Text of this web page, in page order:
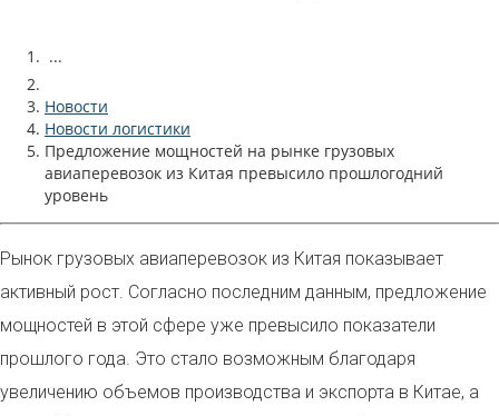
...
Новости
Новости логистики
Предложение мощностей на рынке грузовых
авиаперевозок из Китая превысило прошлогодний
уровень
Рынок грузовых авиаперевозок из Китая показывает
активный рост. Согласно последним данным, предложение
мощностей в этой сфере уже превысило показатели
прошлого года. Это стало возможным благодаря
увеличению объемов производства и экспорта в Китае, а